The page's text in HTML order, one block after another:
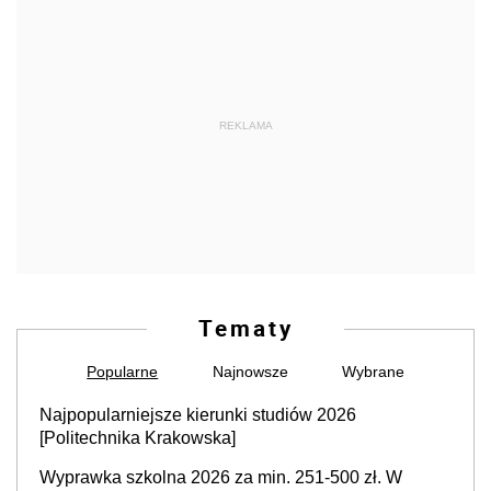
REKLAMA
Tematy
Popularne Najnowsze Wybrane
Najpopularniejsze kierunki studiów 2026
[Politechnika Krakowska]
Wyprawka szkolna 2026 za min. 251-500 zł. W